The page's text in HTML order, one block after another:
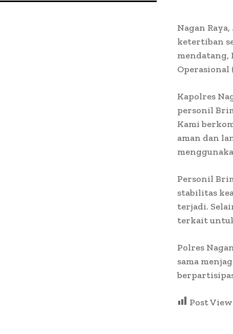
Nagan
ketertiban
mendatang,
Operasional
Kapolres
personil
Kami
aman dan
Personil
stabilitas
terjadi.
terkait
Polres
sama
Post